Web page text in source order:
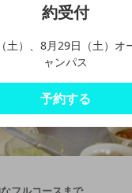
約受付
土）、8月29日（土）オ
ャンパス
予約する